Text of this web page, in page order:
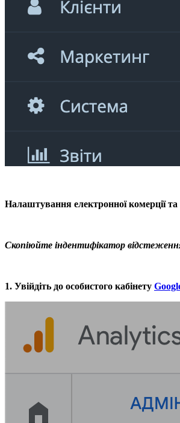
Налаштування електронної комерції
Скопіюйте індентифікатор
1. Увійдіть до особистого кабінету